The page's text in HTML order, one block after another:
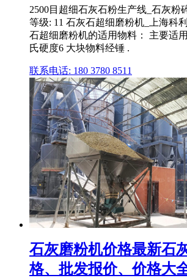
2500目超细石灰石粉生产线_石灰粉
等级: 11 石灰石超细磨粉机_上海科
石超细磨粉机的适用物料： 主要适
氏硬度6 大块物料经锤 .
联系电话: 180 3780 8511
石灰磨粉机价格最新石
格、批发报价、价格大